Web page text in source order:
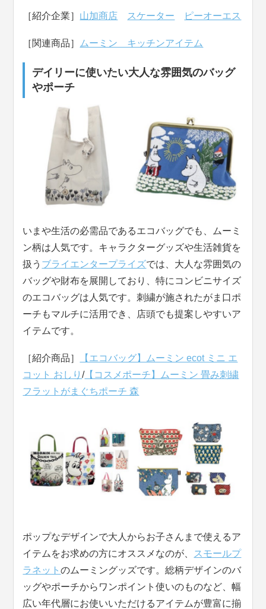
［紹介企業］ 山加商店 スケーター ピーオーエス
［関連商品］ ムーミン キッチンアイテム
デイリーに使いたい大人な雰囲気のバッグ
やポーチ
いまや生活の必需品であるエコバッグでも、ムーミ
ン柄は人気です。キャラクターグッズや生活雑貨を
扱う ブライエンタープライズでは、大人な雰囲気の
バッグや財布を展開しており、特にコンビニサイズ
のエコバッグは人気です。刺繍が施されたがま口ポ
ーチもマルチに活用でき、店頭でも提案しやすいア
イテムです。
［紹介商品］
【エコバッグ】ムーミン ecot ミニ エ
コット おしり/【コスメポーチ】ムーミン 畳み刺繍
フラットがまぐちポーチ 森
ポップなデザインで大人からお子さんまで使えるア
イテムをお求めの方にオススメなのが、 スモールプ
ラネットのムーミングッズです。総柄デザインのバ
ッグやポーチからワンポイント使いのものなど、幅
広い年代層にお使いいただけるアイテムが豊富に揃